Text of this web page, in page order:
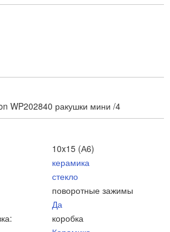
WP202840 ракушки мини /4
10x15 (А6)
керамика
стекло
поворотные зажимы
Да
коробка